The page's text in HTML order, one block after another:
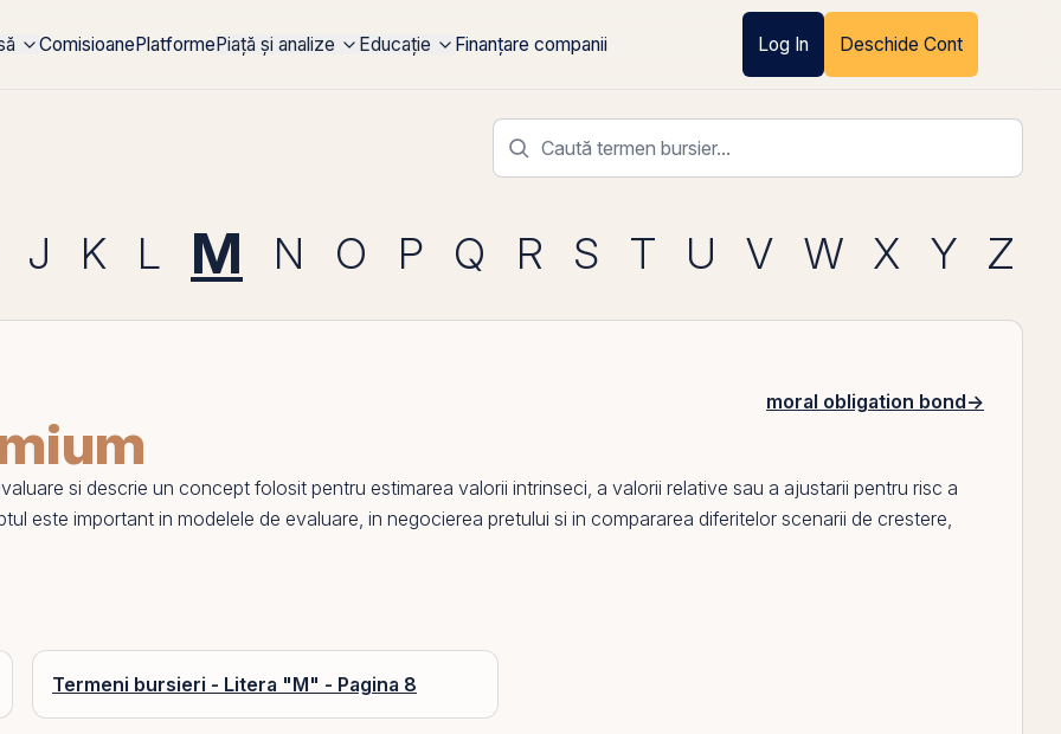
ComisioanePlatformePiață și analize Educație Finanțare companii Log In Deschide Cont
J K L M N O P Q R S T U V W X Y Z
moral obligation bond→
si descrie un concept folosit pentru estimarea valorii intrinseci, a valorii relative sau a ajustarii pentru risc a
este important in modelele de evaluare, in negocierea pretului si in compararea diferitelor scenarii de crestere,
Termeni bursieri - Litera "M" - Pagina 8